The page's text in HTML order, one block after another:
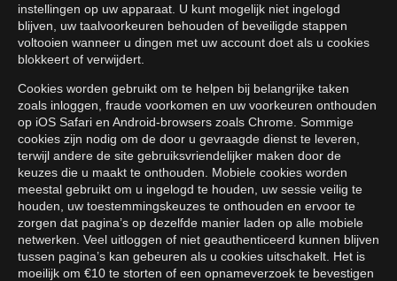
instellingen op uw apparaat. U kunt mogelijk niet ingelogd
blijven, uw taalvoorkeuren behouden of beveiligde stappen
voltooien wanneer u dingen met uw account doet als u cookies
blokkeert of verwijdert.
Cookies worden gebruikt om te helpen bij belangrijke taken
zoals inloggen, fraude voorkomen en uw voorkeuren onthouden
op iOS Safari en Android-browsers zoals Chrome. Sommige
cookies zijn nodig om de door u gevraagde dienst te leveren,
terwijl andere de site gebruiksvriendelijker maken door de
keuzes die u maakt te onthouden. Mobiele cookies worden
meestal gebruikt om u ingelogd te houden, uw sessie veilig te
houden, uw toestemmingskeuzes te onthouden en ervoor te
zorgen dat pagina’s op dezelfde manier laden op alle mobiele
netwerken. Veel uitloggen of niet geauthenticeerd kunnen blijven
tussen pagina’s kan gebeuren als u cookies uitschakelt. Het is
moeilijk om €10 te storten of een opnameverzoek te bevestigen